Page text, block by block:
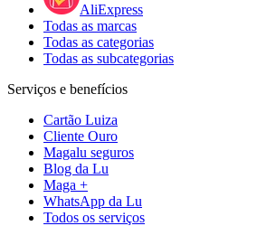
AliExpress
Todas as marcas
Todas as categorias
Todas as subcategorias
Serviços e benefícios
Cartão Luiza
Cliente Ouro
Magalu seguros
Blog da Lu
Maga +
WhatsApp da Lu
Todos os serviços